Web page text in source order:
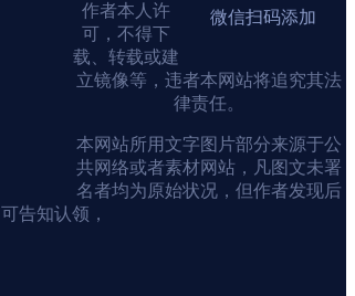
微信扫码添加
作者本人许
可，不得下
载、转载或建
立镜像等，违者本网站将追究其法
律责任。
本网站所用文字图片部分来源于公
共网络或者素材网站，凡图文未署
名者均为原始状况，但作者发现后
可告知认领，